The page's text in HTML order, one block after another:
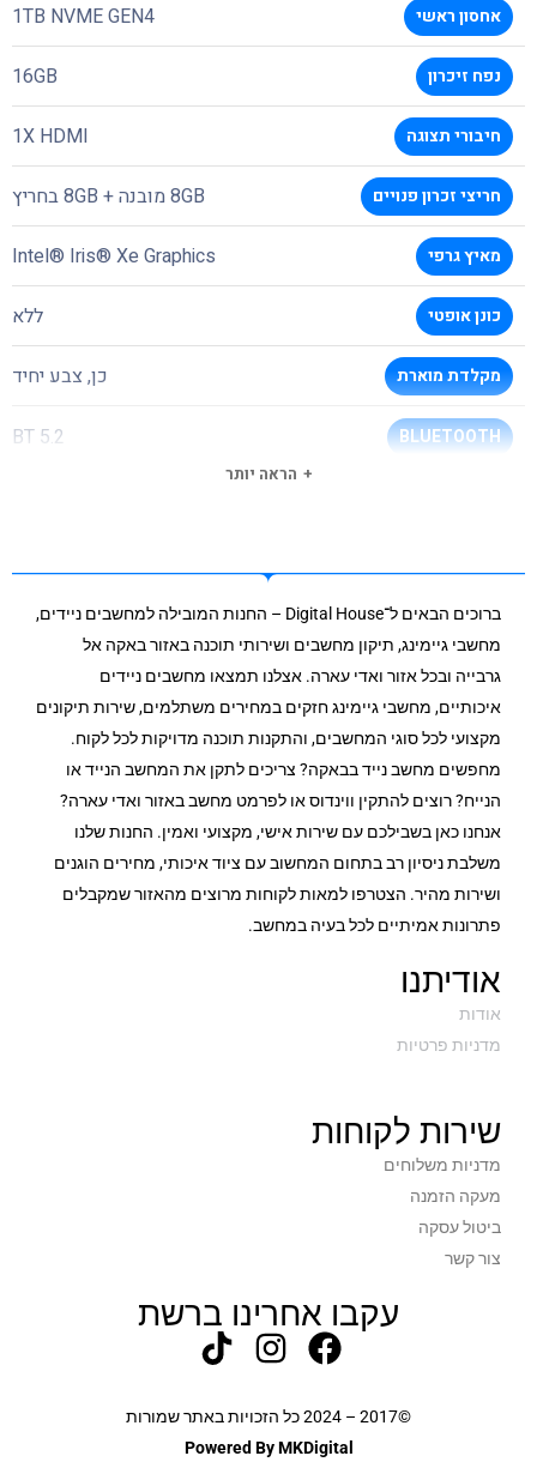
אחסון ראשי 1TB NVME GEN4
נפח זיכרון 16GB
חיבורי תצוגה 1X HDMI
חריצי זכרון פנויים 8GB מובנה + 8GB בחריץ
מאיץ גרפי Intel® Iris® Xe Graphics
כונן אופטי ללא
מקלדת מוארת כן, צבע יחיד
BLUETOOTH
BT 5.2
תמיכה במערכות הפעלה Windows 11 64BIT
מצלמת רשת 1080P with Privacy Shutter
חיבור רשת קווי ללא כרטיס רשת קווי!!!
סוג וויי-פיי WIFI 6 802.11AX 2X2
כניסות
USB
1xUSB 2.0, 1xUSB 3.2 Gen 1, 1xUSB-C 3.2 Gen
1
TPM
משקל בק"ג
צבע
תקופת אחריות
הראה יותר
ברוכים הבאים ל־Digital House – החנות המובילה למחשבים ניידים,
מחשבי גיימינג, תיקון מחשבים ושירותי תוכנה באזור באקה אל
גרבייה ובכל אזור ואדי עארה. אצלנו תמצאו מחשבים ניידים
איכותיים, מחשבי גיימינג חזקים במחירים משתלמים, שירות תיקונים
מקצועי לכל סוגי המחשבים, והתקנות תוכנה מדויקות לכל לקוח.
מחפשים מחשב נייד בבאקה? צריכים לתקן את המחשב הנייד או
הנייח? רוצים להתקין ווינדוס או לפרמט מחשב באזור ואדי עארה?
אנחנו כאן בשבילכם עם שירות אישי, מקצועי ואמין. החנות שלנו
משלבת ניסיון רב בתחום המחשוב עם ציוד איכותי, מחירים הוגנים
ושירות מהיר. הצטרפו למאות לקוחות מרוצים מהאזור שמקבלים
פתרונות אמיתיים לכל בעיה במחשב.
אודיתנו
אודות
מדניות פרטיות
שירות לקוחות
מדניות משלוחים
מעקה הזמנה
ביטול עסקה
צור קשר
עקבו אחרינו ברשת
©2017 – 2024 כל הזכויות באתר שמורות
Powered By MKDigital